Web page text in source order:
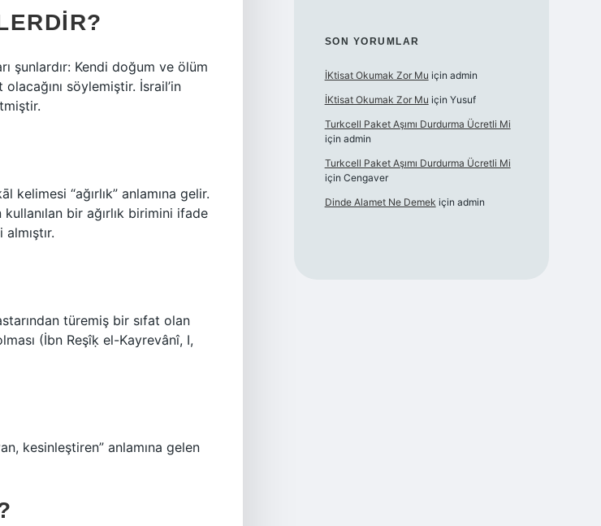
şunlardır: Kendi doğum ve ölüm
söylemiştir. İsrail’in
“ağırlık” anlamına gelir.
bir ağırlık birimini ifade
türemiş bir sıfat olan
(İbn Reşîḳ el-Kayrevânî, I,
kesinleştiren” anlamına gelen
SON YORUMLAR
İKtisat Okumak Zor Mu için admin
İKtisat Okumak Zor Mu için Yusuf
Turkcell Paket Aşımı Durdurma Ücretli Mi
için admin
Turkcell Paket Aşımı Durdurma Ücretli Mi
için Cengaver
Dinde Alamet Ne Demek için admin